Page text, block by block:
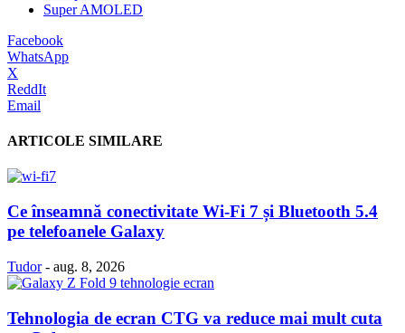
Super AMOLED
Facebook
WhatsApp
X
ReddIt
Email
ARTICOLE SIMILARE
Ce înseamnă conectivitate Wi-Fi 7 și Bluetooth 5.4
pe telefoanele Galaxy
Tudor - aug. 8, 2026
Tehnologia de ecran CTG va reduce mai mult cuta